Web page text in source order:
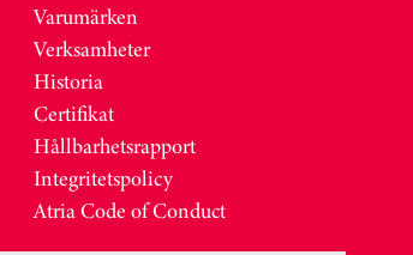
Varumärken
Verksamheter
Historia
Certifikat
Hållbarhetsrapport
Integritetspolicy
Atria Code of Conduct